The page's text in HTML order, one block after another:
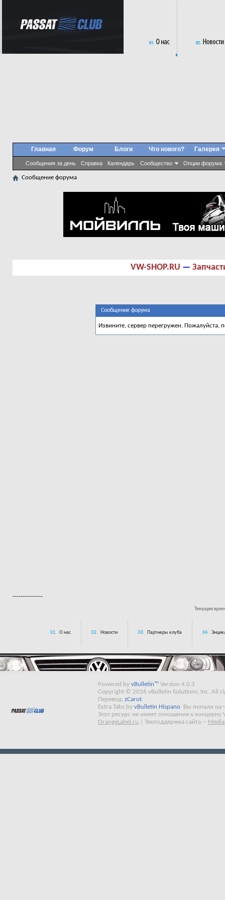
Главная Форум
Сообщения за день Справка Календарь Сообщество Опции форума
Блоги Что нового? Галерея
Сообщение форума
VW-SHOP.RU —
Сообщение форума
Извините, сервер перегружен. Пожалуйста,
---------------
Текущее
01. О нас 02. Новости 03. Партнеры клуба 04.
Powered by vBulletin™ Version 4.0.3
Copyright © 2026 vBulletin Solutions, Inc. All
Перевод: zCarot
Extra Tabs by vBulletin Hispano
Вы попали на
Этот ресурс не имеет отношения к концерну
OrangeLabel.ru
Техподдержка сайта --